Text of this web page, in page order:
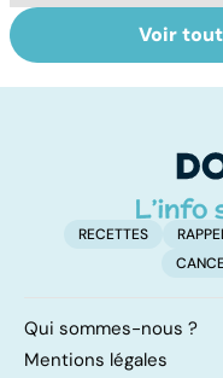
L'anosmie,
l'odorat en moins
Voir
RECETTES
Qui sommes-nous ?
Mentions légales